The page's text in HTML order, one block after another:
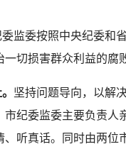
监委按照中央纪委和
切损害群众利益的腐
坚持问题导向，以解
纪委监委主要负责
、听真话。同时由两